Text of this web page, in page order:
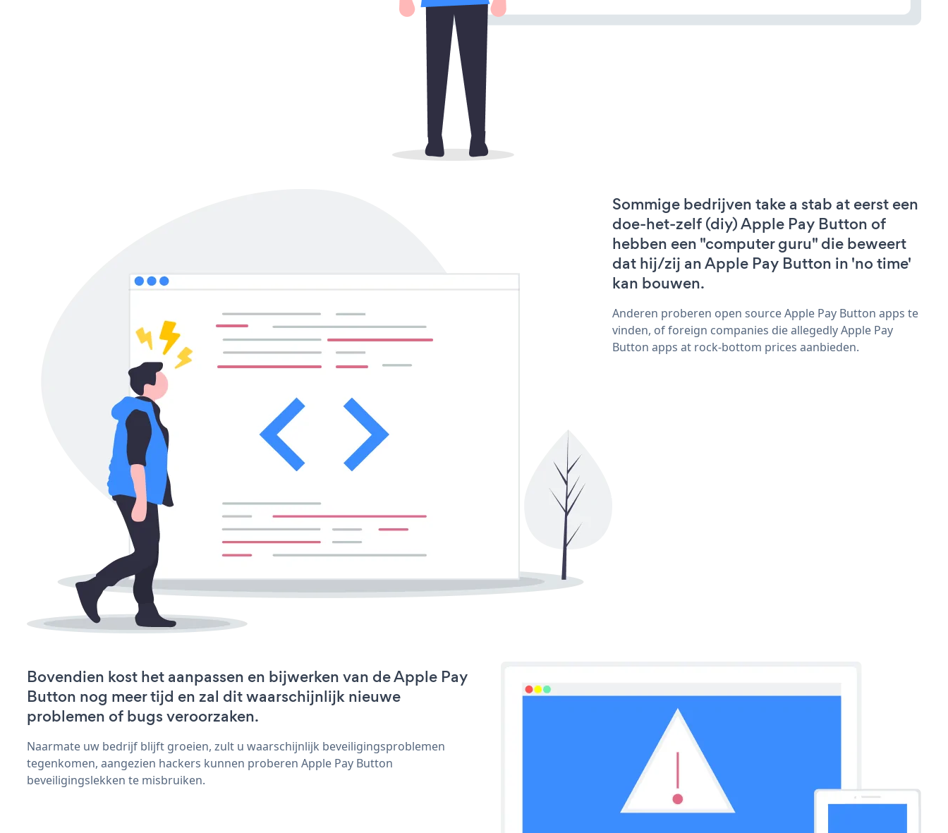
Sommige bedrijven take a stab at eerst een
doe-het-zelf (diy) Apple Pay Button of
hebben een "computer guru" die beweert
dat hij/zij an Apple Pay Button in 'no time'
kan bouwen.
Anderen proberen open source Apple Pay Button apps te
vinden, of foreign companies die allegedly Apple Pay
Button apps at rock-bottom prices aanbieden.
Bovendien kost het aanpassen en bijwerken van de Apple Pay
Button nog meer tijd en zal dit waarschijnlijk nieuwe
problemen of bugs veroorzaken.
Naarmate uw bedrijf blijft groeien, zult u waarschijnlijk beveiligingsproblemen
tegenkomen, aangezien hackers kunnen proberen Apple Pay Button
beveiligingslekken te misbruiken.